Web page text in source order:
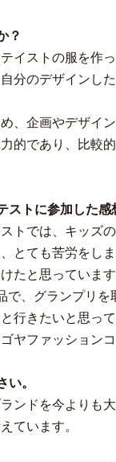
？
イストの服を作
分のデザインし
、企画やデザイ
的であり、比較
ストに参加した感
トでは、キッズ
とても苦労をし
たと思っています
で、グランプリ
行きたいと思っ
ヤファッション
い。
ンドを今よりも
ています。